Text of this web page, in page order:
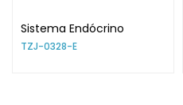
Sistema Endócrino
TZJ-0328-E